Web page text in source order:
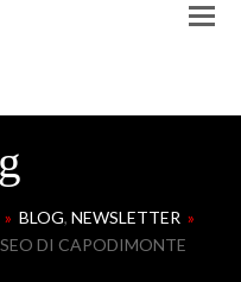
» BLOG, NEWSLETTER »
DI CAPODIMONTE